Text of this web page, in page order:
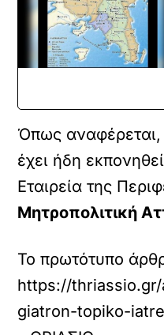
Όπως αναφέρεται,
έχει ήδη
Εταιρεία της
Μητροπολιτική
Το πρωτότυπο
https://
giatron-topiko-